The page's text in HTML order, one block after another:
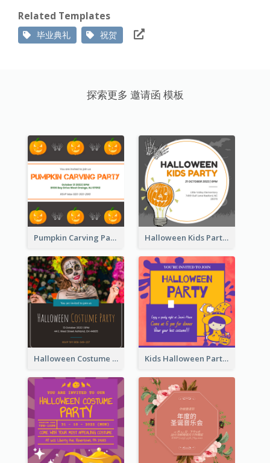
Related Templates
毕业典礼 祝贺
探索更多 邀请函 模板
Pumpkin Carving Party Invitation Halloween Kids Party Invitation
Halloween Costume Party Invitation Kids Halloween Party Invitation